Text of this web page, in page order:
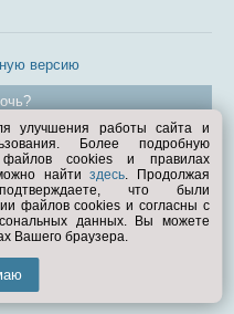
версию
улучшения работы сайта и
Более подробную
cookies и правилах
найтиздесь. Продолжая
что были
файлов cookies и согласны с
данных. Вы можете
Вашего браузера.